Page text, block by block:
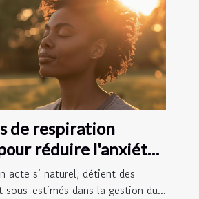
de respiration
réduire l'anxiété
le sommeil
acte si naturel, détient des
sous-estimés dans la gestion du...